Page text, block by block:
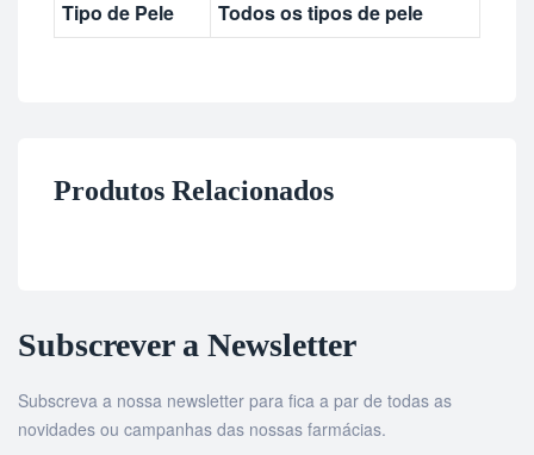
Tipo de Pele
Todos os tipos de pele
Produtos Relacionados
Subscrever a Newsletter
Subscreva a nossa newsletter para fica a par de todas as
novidades ou campanhas das nossas farmácias.